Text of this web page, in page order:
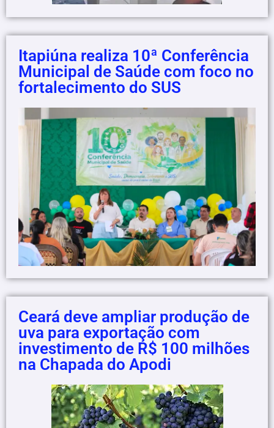
Itapiúna realiza 10ª Conferência
Municipal de Saúde com foco no
fortalecimento do SUS
Ceará deve ampliar produção de
uva para exportação com
investimento de R$ 100 milhões
na Chapada do Apodi